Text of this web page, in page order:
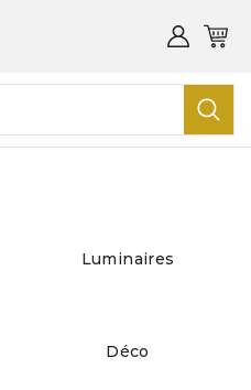
Luminaires
Déco